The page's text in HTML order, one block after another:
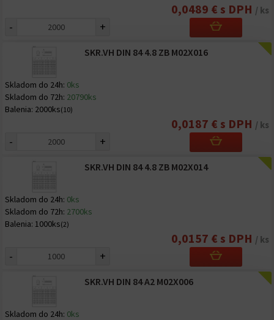
0,0489 € s DPH / ks
- +
SKR.VH DIN 84 4.8 ZB M02X016
Skladom do 24h: 0ks
Skladom do 72h: 20790ks
Balenia: 2000ks(10)
0,0187 € s DPH / ks
- +
SKR.VH DIN 84 4.8 ZB M02X014
Skladom do 24h: 0ks
Skladom do 72h: 2700ks
Balenia: 1000ks(2)
0,0157 € s DPH / ks
- +
SKR.VH DIN 84 A2 M02X006
Skladom do 24h: 0ks